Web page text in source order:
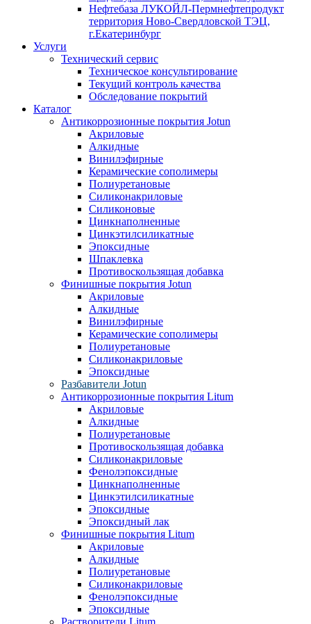
Нефтебаза ЛУКОЙЛ-Пермнефтепродукт
территория Ново-Свердловской ТЭЦ,
г.Екатеринбург
Услуги
Технический сервис
Техническое консультирование
Текущий контроль качества
Обследование покрытий
Каталог
Антикоррозионные покрытия Jotun
Акриловые
Алкидные
Винилэфирные
Керамические сополимеры
Полиуретановые
Силиконакриловые
Силиконовые
Цинкнаполненные
Цинкэтилсиликатные
Эпоксидные
Шпаклевка
Противоскользящая добавка
Финишные покрытия Jotun
Акриловые
Алкидные
Винилэфирные
Керамические сополимеры
Полиуретановые
Силиконакриловые
Эпоксидные
Разбавители Jotun
Антикоррозионные покрытия Litum
Акриловые
Алкидные
Полиуретановые
Противоскользящая добавка
Силиконакриловые
Фенолэпоксидные
Цинкнаполненные
Цинкэтилсиликатные
Эпоксидные
Эпоксидный лак
Финишные покрытия Litum
Акриловые
Алкидные
Полиуретановые
Силиконакриловые
Фенолэпоксидные
Эпоксидные
Растворители Litum